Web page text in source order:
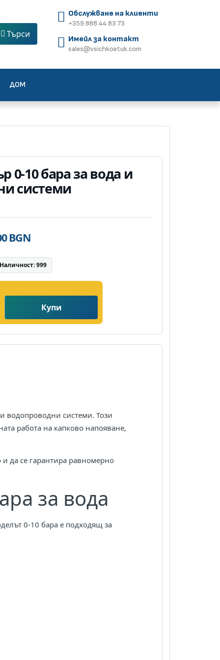
Търси
Обслужване на клиенти
+359 888 44 83 73
Имейл за контакт
sales@vsichkoetuk.com
ДОМ
0-10 бара за вода и
системи
BGN
Наличност: 999
Купи
водопроводни системи. Този
работа на капково напояване,
да се гарантира равномерно
за вода
0-10 бара е подходящ за